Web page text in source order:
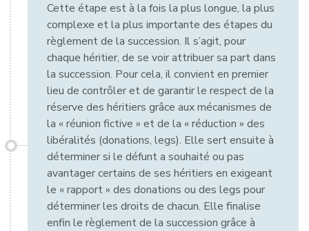
Cette étape est à la fois la plus longue, la plus
complexe et la plus importante des étapes du
règlement de la succession. Il s’agit, pour
chaque héritier, de se voir attribuer sa part dans
la succession. Pour cela, il convient en premier
lieu de contrôler et de garantir le respect de la
réserve des héritiers grâce aux mécanismes de
la « réunion fictive » et de la « réduction » des
libéralités (donations, legs). Elle sert ensuite à
déterminer si le défunt a souhaité ou pas
avantager certains de ses héritiers en exigeant
le « rapport » des donations ou des legs pour
déterminer les droits de chacun. Elle finalise
enfin le règlement de la succession grâce à